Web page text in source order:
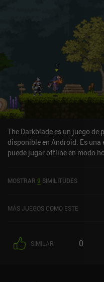
rompecabezas, somos libres
como pescar, cocinar,
en la arena, correr a través
trabajar como camarero en
gigantesco mecanoide para
sedientos de sangre. Realmente
Secret Forest es gratuito
pueden desbloquear las
un único pack con descuento. A pesar de ser bastante caro, este
juego es MASIVO. Ofrece
encantará a los fans del género.
The Darkblade es un juego de
disponible en Android. Es
puede jugar offline en modo
MOSTRAR 9 SIMILITUDES
MÁS JUEGOS COMO ESTE
SIMILAR 0